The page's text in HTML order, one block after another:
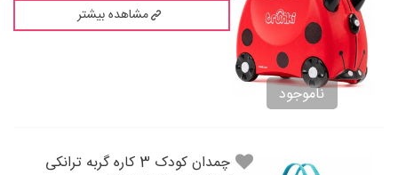
ناموجود
مشاهده بیشتر
چمدان کودک 3 کاره گربه ترانکی